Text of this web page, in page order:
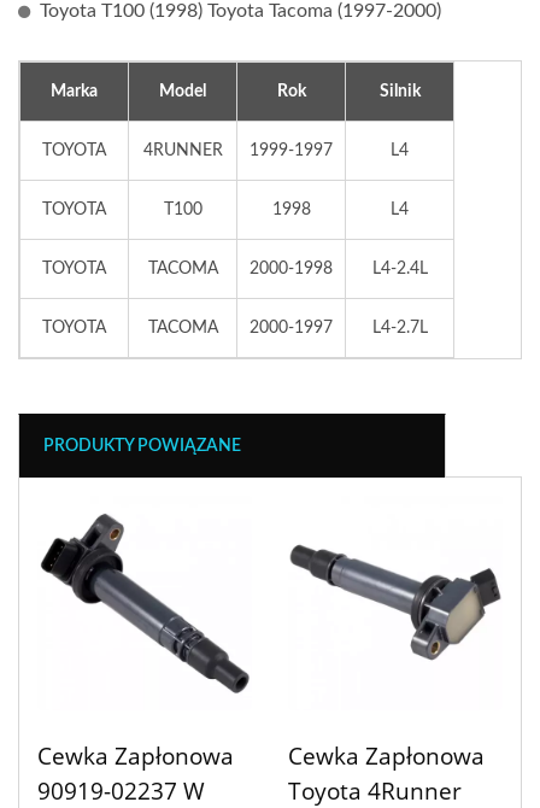
Toyota T100 (1998) Toyota Tacoma (1997-2000)
Marka Model Rok Silnik
TOYOTA 4RUNNER 1999-1997 L4
TOYOTA T100 1998 L4
TOYOTA TACOMA 2000-1998 L4-2.4L
TOYOTA TACOMA 2000-1997 L4-2.7L
PRODUKTY POWIĄZANE
Cewka Zapłonowa
90919-02237 W
Cewka Zapłonowa
Toyota 4Runner